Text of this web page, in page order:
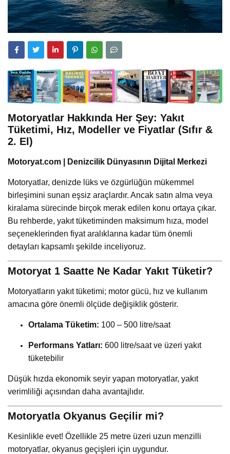
Motoryatlar Hakkında Her Şey: Yakıt
Tüketimi, Hız, Modeller ve Fiyatlar (Sıfır &
2. El)
Motoryat.com | Denizcilik Dünyasının Dijital Merkezi
Motoryatlar, denizde lüks ve özgürlüğün mükemmel
birleşimini sunan eşsiz araçlardır. Ancak satın alma veya
kiralama sürecinde birçok merak edilen konu ortaya çıkar.
Bu rehberde, yakıt tüketiminden maksimum hıza, model
seçeneklerinden fiyat aralıklarına kadar tüm önemli
detayları kapsamlı şekilde inceliyoruz.
Motoryat 1 Saatte Ne Kadar Yakıt Tüketir?
Motoryatların yakıt tüketimi; motor gücü, hız ve kullanım
amacına göre önemli ölçüde değişiklik gösterir.
Ortalama Tüketim: 100 – 500 litre/saat
Performans Yatları: 600 litre/saat ve üzeri yakıt
tüketebilir
Düşük hızda ekonomik seyir yapan motoryatlar, yakıt
verimliliği açısından daha avantajlıdır.
Motoryatla Okyanus Geçilir mi?
Kesinlikle evet! Özellikle 25 metre üzeri uzun menzilli
motoryatlar, okyanus geçişleri için uygundur.